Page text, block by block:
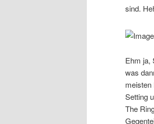
sind.
Ehm ja,
was
Setting
The